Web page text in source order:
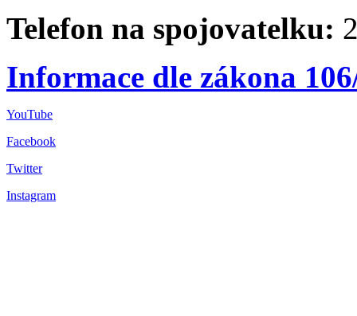
Telefon na spojovatelku:
Informace dle zákona
YouTube
Facebook
Twitter
Instagram